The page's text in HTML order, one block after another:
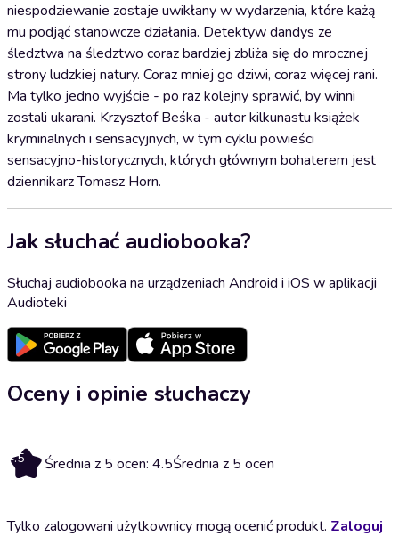
niespodziewanie zostaje uwikłany w wydarzenia, które każą
mu podjąć stanowcze działania. Detektyw dandys ze
śledztwa na śledztwo coraz bardziej zbliża się do mrocznej
strony ludzkiej natury. Coraz mniej go dziwi, coraz więcej rani.
Ma tylko jedno wyjście - po raz kolejny sprawić, by winni
zostali ukarani. Krzysztof Beśka - autor kilkunastu książek
kryminalnych i sensacyjnych, w tym cyklu powieści
sensacyjno-historycznych, których głównym bohaterem jest
dziennikarz Tomasz Horn.
Jak słuchać audiobooka?
Słuchaj audiobooka na urządzeniach Android i iOS w aplikacji
Audioteki
Oceny i opinie słuchaczy
4.5 Średnia z 5 ocen: 4.5Średnia z 5 ocen
Tylko zalogowani użytkownicy mogą ocenić produkt. Zaloguj